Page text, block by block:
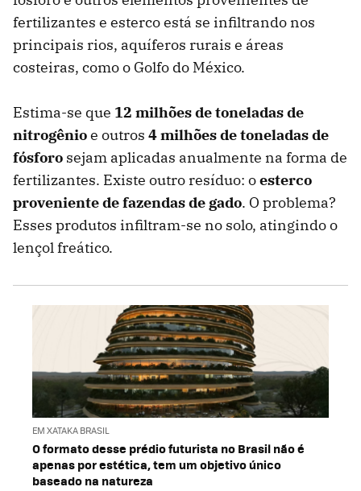
fertilizantes e esterco está se infiltrando nos
principais rios, aquíferos rurais e áreas
costeiras, como o Golfo do México.
Estima-se que 12 milhões de toneladas de
nitrogênioe outros 4 milhões de toneladas de
fósforo sejam aplicadas anualmente na forma de
fertilizantes. Existe outro resíduo: oesterco
proveniente de fazendas de gado. O problema?
Esses produtos infiltram-se no solo, atingindo o
lençol freático.
EM XATAKA BRASIL
O formato desse prédio futurista no Brasil não é
apenas por estética, tem um objetivo único
baseado na natureza